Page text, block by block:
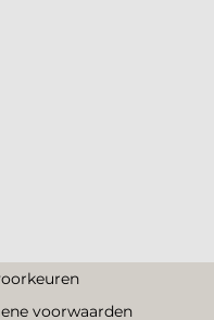
voorwaarden